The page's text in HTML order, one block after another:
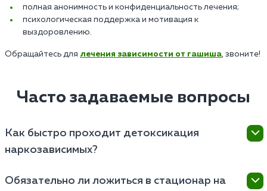
полная анонимность и конфиденциальность лечения;
психологическая поддержка и мотивация к
выздоровлению.
Обращайтесь для лечения зависимости от гашиша , звоните!
Часто задаваемые вопросы
Как быстро проходит детоксикация
наркозависимых?
дней до недели. Срок зависит от вида наркотиков,
Обязательно ли ложиться в стационар на